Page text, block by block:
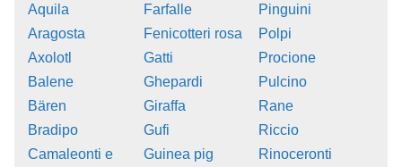
Aquila
Aragosta
Axolotl
Balene
Bären
Bradipo
Camaleonti e
Farfalle
Fenicotteri rosa
Gatti
Ghepardi
Giraffa
Gufi
Guinea pig
Pinguini
Polpi
Procione
Pulcino
Rane
Riccio
Rinoceronti